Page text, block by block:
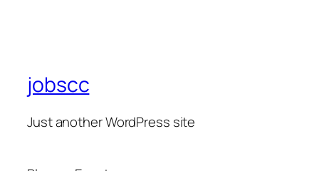
jobscc
Just another WordPress site